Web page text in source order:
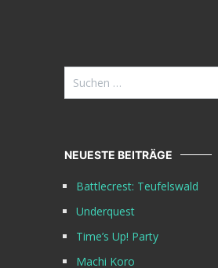
Suchen
nach:
NEUESTE BEITRÄGE
Battlecrest: Teufelswald
Underquest
Time’s Up! Party
Machi Koro